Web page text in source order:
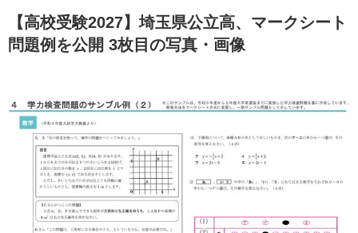
【高校受験2027】埼玉県公立高、マークシート
問題例を公開 3枚目の写真・画像